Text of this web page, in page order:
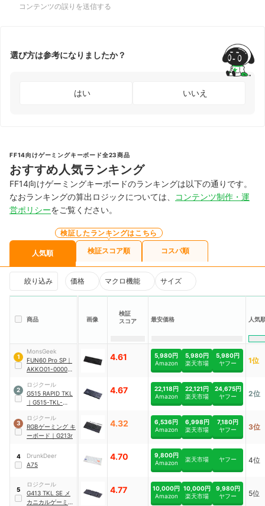
コンテンツの誤りを送信する
選び方は参考になりましたか？
はい いいえ
FF14向けゲーミングキーボード全23商品
おすすめ人気ランキング
FF14向けゲーミングキーボードのランキングは以下の通りです。
なおランキングの算出ロジックについては、
コンテンツ制作・運
営ポリシーをご覧ください。
人気順
検証したランキングはこちら
検証スコア順 コスパ順
絞り込み 価格 マクロ機能 サイズ
商品 画像
検証
スコア
最安価格 人気
1
MonsGeek
FUN60 Pro SP ｜
AKKO01-00005-
4.61
5,980円
Amazon
5,980円
楽天市場
5,980円
ヤフー
1位
2
ロジクール
G515 RAPID TKL
｜ G515-TKL-
4.67
22,118円
Amazon
22,121円
楽天市場
24,675円
ヤフー
2位
3
ロジクール
RGBゲーミング キ
ーボード ｜ G213r
4.32
6,536円
Amazon
6,998円
楽天市場
7,180円
ヤフー
3位
4
DrunkDeer
A75
4.70
9,800円
Amazon
楽天市場 ヤフー 4位
5
ロジクール
G413 TKL SE メ
カニカルゲーミン
4.77
10,000円
Amazon
10,000円
楽天市場
9,980円
ヤフー
5位